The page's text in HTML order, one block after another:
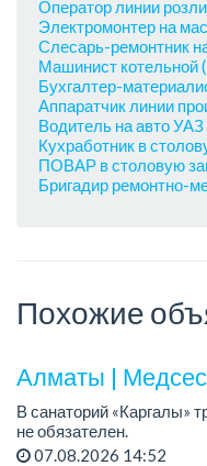
Оператор линии
Электромонтер на
Слесарь-ремонтник
Машинист котельной
Бухгалтер-
Аппаратчик линии
Водитель на авто
Кухработник в
ПОВАР в столовую
Бригадир ремонтно-
Похожие
Алматы |
В санаторий «Каргалы»
не обязателен.
Зарплата: 150 000 тенге
07.08.2026 14:52